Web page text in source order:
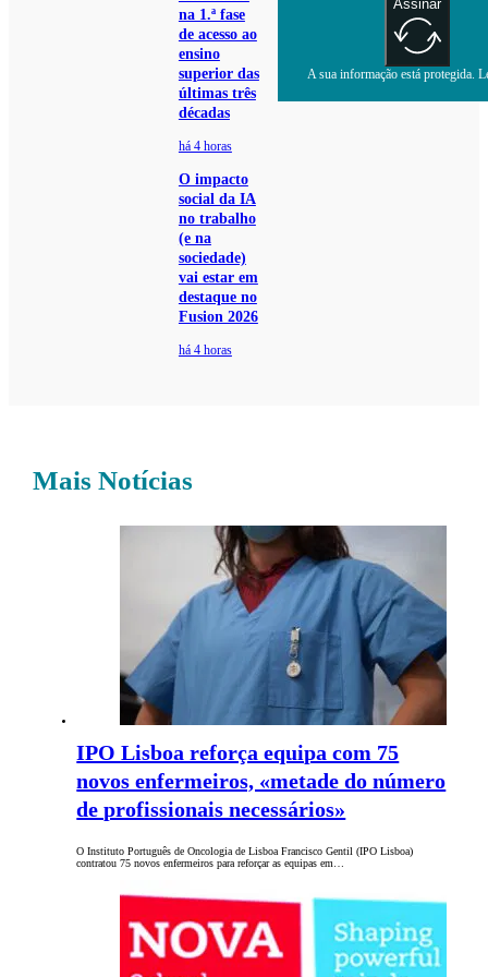
na 1.ª fase
de acesso ao
ensino
superior das
últimas três
décadas
há 4 horas
O impacto
social da IA
no trabalho
(e na
sociedade)
vai estar em
destaque no
Fusion 2026
há 4 horas
Assinar
A sua informação está protegida.
Mais Notícias
IPO Lisboa reforça equipa com 75
novos enfermeiros, «metade do número
de profissionais necessários»
O Instituto Português de Oncologia de Lisboa Francisco Gentil (IPO Lisboa)
contratou 75 novos enfermeiros para reforçar as equipas em…